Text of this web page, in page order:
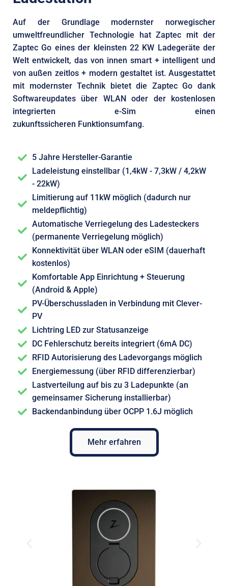
Auf der Grundlage modernster norwegischer
umweltfreundlicher Technologie hat Zaptec mit der
Zaptec Go eines der kleinsten 22 KW Ladegeräte der
Welt entwickelt, das von innen smart + intelligent und
von außen zeitlos + modern gestaltet ist. Ausgestattet
mit modernster Technik bietet die Zaptec Go dank
Softwareupdates über WLAN oder der kostenlosen
integrierten e-Sim einen
zukunftssicheren Funktionsumfang.
5 Jahre Hersteller-Garantie
Ladeleistung einstellbar (1,4kW - 7,3kW / 4,2kW
- 22kW)
Limitierung auf 11kW möglich (dadurch nur
meldepflichtig)
Automatische Verriegelung des Ladesteckers
(permanente Verriegelung möglich)
Konnektivität über WLAN oder eSIM (dauerhaft
kostenlos)
Komfortable App Einrichtung + Steuerung
(Android & Apple)
PV-Überschussladen in Verbindung mit Clever-
PV
Lichtring LED zur Statusanzeige
DC Fehlerschutz bereits integriert (6mA DC)
RFID Autorisierung des Ladevorgangs möglich
Energiemessung (über RFID differenzierbar)
Lastverteilung auf bis zu 3 Ladepunkte (an
gemeinsamer Sicherung installierbar)
Backendanbindung über OCPP 1.6J möglich
Mehr erfahren